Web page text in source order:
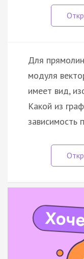
Для
модуля
имеет вид,
Какой из
зависимость